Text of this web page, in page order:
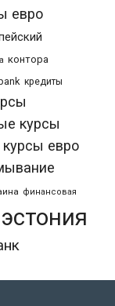
евро
контора
кредиты
курсы
евро
финансовая
эстония